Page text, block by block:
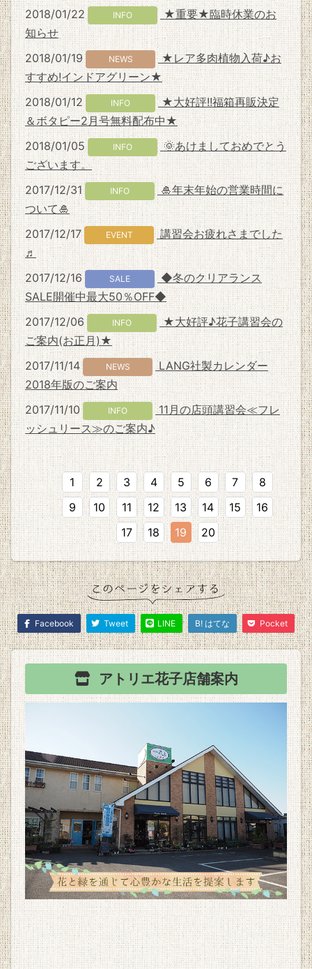
2018/01/22 INFO
★重要★臨時休業のお
知らせ
2018/01/19
NEWS
★レア多肉植物入荷♪お
すすめ!インドアグリーン★
2018/01/12
INFO
★大好評!!福箱再販決定
＆ボタピー2月号無料配布中★
2018/01/05
INFO
🌞あけましておめでとう
ございます。
2017/12/31
INFO
🎍年末年始の営業時間に
ついて🎍
2017/12/17
EVENT
講習会お疲れさまでした
♬
2017/12/16
SALE
◆冬のクリアランス
SALE開催中最大50％OFF◆
2017/12/06
INFO
★大好評♪花子講習会の
ご案内(お正月)★
2017/11/14
NEWS
LANG社製カレンダー
2018年版のご案内
2017/11/10
INFO
11月の店頭講習会≪フレ
ッシュリース≫のご案内♪
1 2 3 4 5 6 7
8
9
10 11 12 13 14 15
16
17
18 19 20
Facebook Tweet LINE B! はてな Pocket
アトリエ花子店舗案内